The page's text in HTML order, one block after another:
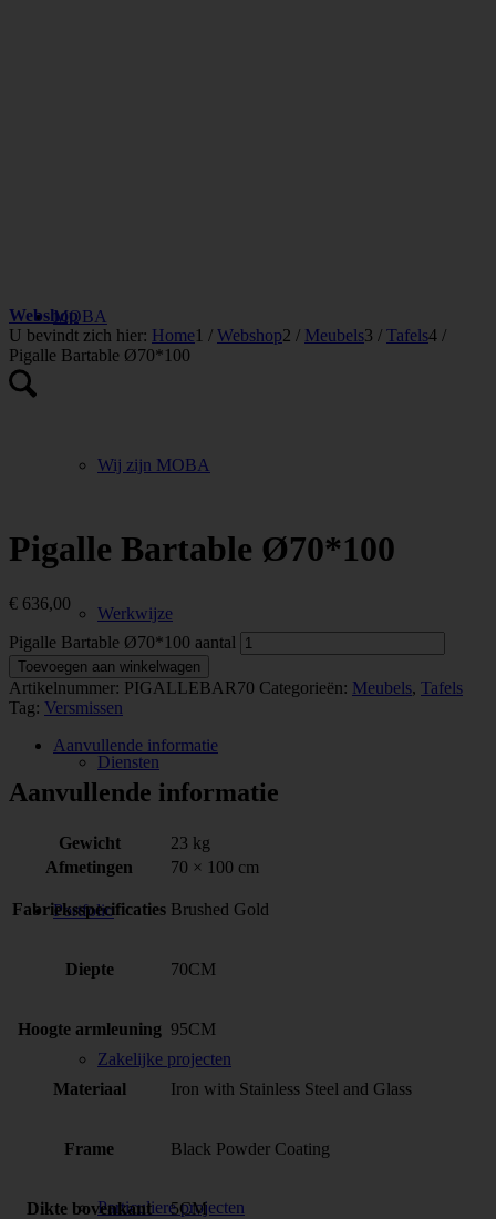
MOBA
Wij zijn MOBA
Werkwijze
Diensten
Portfolio
Zakelijke projecten
Particuliere projecten
Webshop
U bevindt zich hier: Home1 / Webshop2 / Meubels3 / Tafels4 /
Pigalle Bartable Ø70*100
Pigalle Bartable Ø70*100
€ 636,00
Pigalle Bartable Ø70*100 aantal
Toevoegen aan winkelwagen
Artikelnummer: PIGALLEBAR70 Categorieën: Meubels, Tafels
Tag: Versmissen
Aanvullende informatie
Aanvullende informatie
Gewicht
23 kg
Afmetingen
70 × 100 cm
Fabrieksspecificaties Brushed Gold
Diepte 70CM
Hoogte armleuning 95CM
Materiaal Iron with Stainless Steel and Glass
Frame Black Powder Coating
Dikte bovenkant 5CM